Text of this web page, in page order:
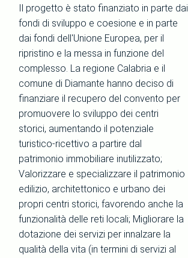
Il progetto è stato finanziato in parte dai
fondi di sviluppo e coesione e in parte
dai fondi dell'Unione Europea, per il
ripristino e la messa in funzione del
complesso. La regione Calabria e il
comune di Diamante hanno deciso di
finanziare il recupero del convento per
promuovere lo sviluppo dei centri
storici, aumentando il potenziale
turistico-ricettivo a partire dal
patrimonio immobiliare inutilizzato;
Valorizzare e specializzare il patrimonio
edilizio, architettonico e urbano dei
propri centri storici, favorendo anche la
funzionalità delle reti locali; Migliorare la
dotazione dei servizi per innalzare la
qualità della vita (in termini di servizi al